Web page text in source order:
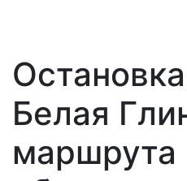
Белая
маршрута